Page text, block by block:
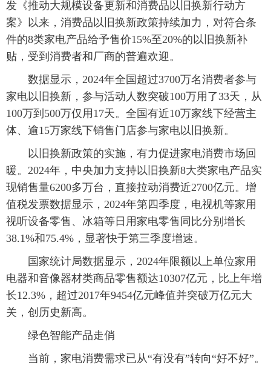
发《推动大规模设备更新和消费品以旧换新行动方
案》以来，消费品以旧换新政策持续加力，对符合条
件的8类家电产品给予售价15%至20%的以旧换新补
贴，受到消费者和厂商的普遍欢迎。
数据显示，2024年全国超过3700万名消费者参与
家电以旧换新，参与活动人数突破100万用了33天，从
100万到500万仅用17天。全国有近10万家线下经营主
体、逾15万家线下销售门店参与家电以旧换新。
以旧换新政策的实施，有力促进家电消费市场回
暖。2024年，中央加力支持以旧换新8大类家电产品实
现销售量6200多万台，直接拉动消费近2700亿元。增
值税发票数据显示，2024年第四季度，电视机等家用
视听设备零售、冰箱等日用家电零售同比分别增长
38.1%和75.4%，显著快于第三季度增速。
国家统计局数据显示，2024年限额以上单位家用
电器和音像器材类商品零售额达10307亿元，比上年增
长12.3%，超过2017年9454亿元峰值并突破万亿元大
关，创历史新高。
绿色智能产品走俏
当前，家电消费需求已从“有没有”转向“好不好”。